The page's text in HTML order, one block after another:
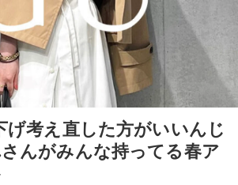
考え直した方がいいんじ
んがみんな持ってる春ア